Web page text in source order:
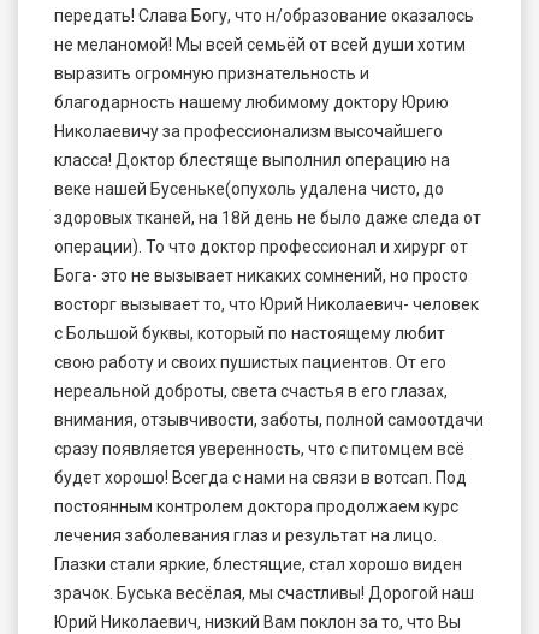
передать! Слава Богу, что н/образование оказалось
не меланомой! Мы всей семьёй от всей души хотим
выразить огромную признательность и
благодарность нашему любимому доктору Юрию
Николаевичу за профессионализм высочайшего
класса! Доктор блестяще выполнил операцию на
веке нашей Бусеньке(опухоль удалена чисто, до
здоровых тканей, на 18й день не было даже следа от
операции). То что доктор профессионал и хирург от
Бога- это не вызывает никаких сомнений, но просто
восторг вызывает то, что Юрий Николаевич- человек
с Большой буквы, который по настоящему любит
свою работу и своих пушистых пациентов. От его
нереальной доброты, света счастья в его глазах,
внимания, отзывчивости, заботы, полной самоотдачи
сразу появляется уверенность, что с питомцем всё
будет хорошо! Всегда с нами на связи в вотсап. Под
постоянным контролем доктора продолжаем курс
лечения заболевания глаз и результат на лицо.
Глазки стали яркие, блестящие, стал хорошо виден
зрачок. Буська весёлая, мы счастливы! Дорогой наш
Юрий Николаевич, низкий Вам поклон за то, что Вы